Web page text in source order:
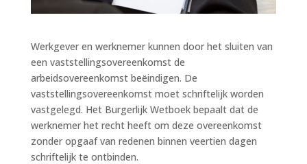
Werkgever en werknemer kunnen door het sluiten van
een vaststellingsovereenkomst de
arbeidsovereenkomst beëindigen. De
vaststellingsovereenkomst moet schriftelijk worden
vastgelegd. Het Burgerlijk Wetboek bepaalt dat de
werknemer het recht heeft om deze overeenkomst
zonder opgaaf van redenen binnen veertien dagen
schriftelijk te ontbinden.